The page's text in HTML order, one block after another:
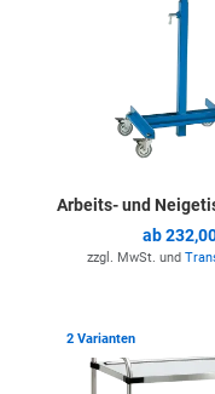
Arbeits- und
ab
zzgl. MwSt. und
Zur Merkliste hinzufügen
2 Varianten